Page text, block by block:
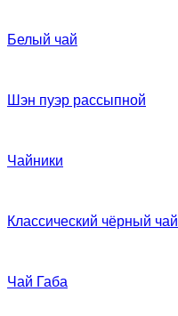
Белый чай
Шэн пуэр рассыпной
Чайники
Классический чёрный чай
Чай Габа